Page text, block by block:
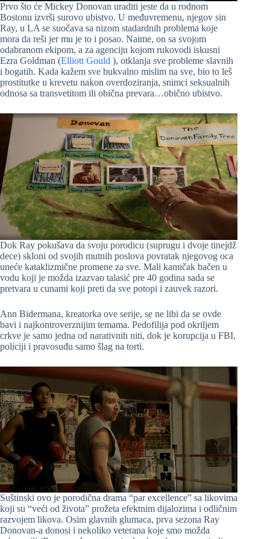
Prvo što će Mickey Donovan uraditi jeste da u rodnom
Bostonu izvrši surovo ubistvo. U međuvremenu, njegov sin
Ray, u LA se suočava sa nizom stadardnih problema koje
mora da reši jer mu je to i posao. Naime, on sa svojom
odabranom ekipom, a za agenciju kojom rukovodi iskusni
Ezra Goldman (Elliott Gould ), otklanja sve probleme slavnih
i bogatih. Kada kažem sve bukvalno mislim na sve, bio to leš
prostitutke u krevetu nakon overdoziranja, snimci seksualnih
odnosa sa transvetitom ili obična prevara…obično ubistvo.
Dok Ray pokušava da svoju porodicu (suprugu i dvoje tinejdž
dece) skloni od svojih mutnih poslova povratak njegovog oca
uneće kataklizmične promene za sve. Mali kamičak bačen u
vodu koji je možda izazvao talasić pre 40 godina sada se
pretvara u cunami koji preti da sve potopi i zauvek razori.
Ann Bidermana, kreatorka ove serije, se ne libi da se ovde
bavi i najkontroverznijim temama. Pedofilija pod okriljem
crkve je samo jedna od narativnih niti, dok je korupcija u FBI,
policiji i pravosuđu samo šlag na torti.
Suštinski ovo je porodična drama “par excellence” sa likovima
koji su “veći od života” prožeta efektnim dijalozima i odličnim
razvojem likova. Osim glavnih glumaca, prva sezona Ray
Donovan-a donosi i nekoliko veterana koje smo možda